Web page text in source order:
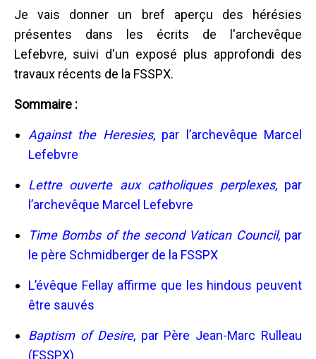
Je vais donner un bref aperçu des hérésies
présentes dans les écrits de l'archevêque
Lefebvre, suivi d'un exposé plus approfondi des
travaux récents de la FSSPX.
Sommaire :
Against the Heresies, par l’archevêque Marcel
Lefebvre
Lettre ouverte aux catholiques perplexes, par
l’archevêque Marcel Lefebvre
Time Bombs of the second Vatican Council, par
le père Schmidberger de la FSSPX
L’évêque Fellay affirme que les hindous peuvent
être sauvés
Baptism of Desire, par Père Jean-Marc Rulleau
(FSSPX)